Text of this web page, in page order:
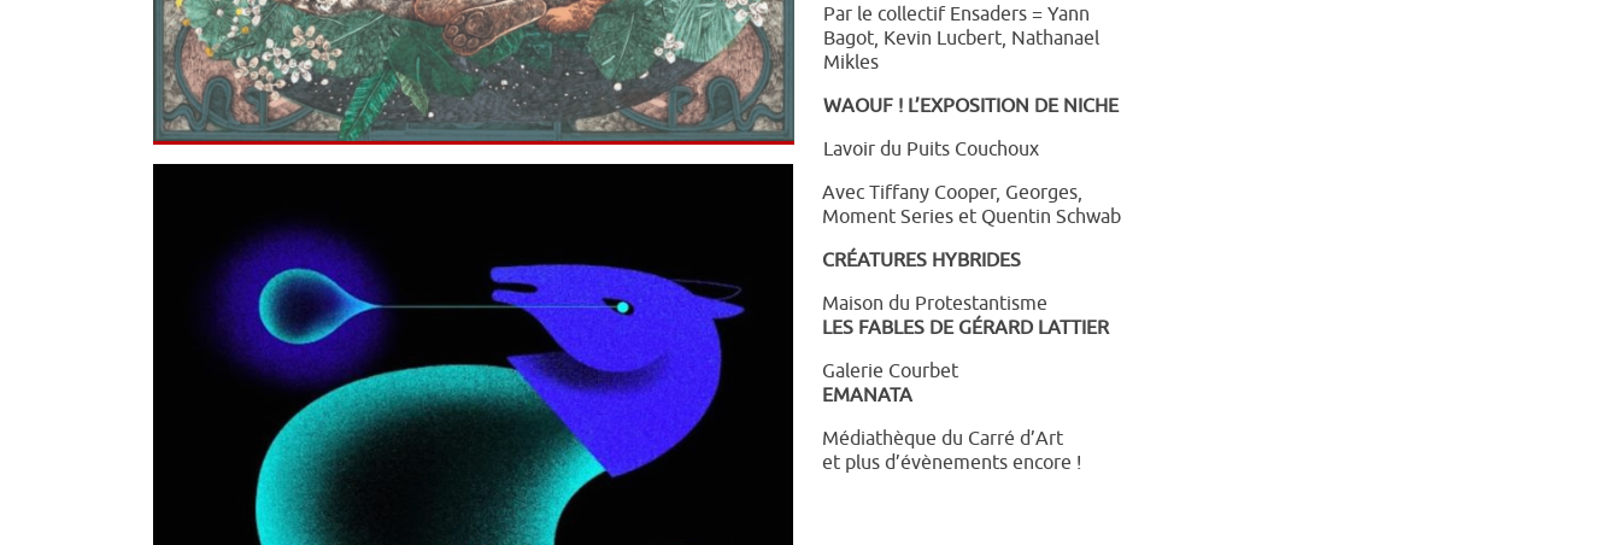
Par le collectif Ensaders = Yann
Bagot, Kevin Lucbert, Nathanael
Mikles
WAOUF ! L’EXPOSITION DE NICHE
Lavoir du Puits Couchoux
Avec Tiffany Cooper, Georges,
Moment Series et Quentin Schwab
CRÉATURES HYBRIDES
Maison du Protestantisme
LES FABLES DE GÉRARD LATTIER
Galerie Courbet
EMANATA
Médiathèque du Carré d’Art
et plus d’évènements encore !